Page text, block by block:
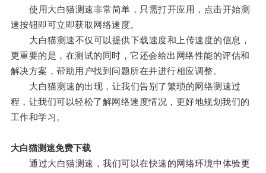
使用大白猫测速非常简单，只需打开应用，点击开始测
速按钮即可立即获取网络速度。
大白猫测速不仅可以提供下载速度和上传速度的信息，
更重要的是，在测试的同时，它还会给出网络性能的评估和
解决方案，帮助用户找到问题所在并进行相应调整。
大白猫测速的出现，让我们告别了繁琐的网络测速过
程，让我们可以轻松了解网络速度情况，更好地规划我们的
工作和学习。
大白猫测速免费下载
通过大白猫测速，我们可以在快速的网络环境中体验更